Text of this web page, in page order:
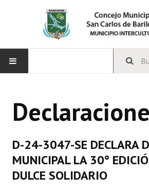
CONCEJO
Integrantes del Concejo
Comisiones Permanentes
D-24-3047-SE DECLARA
MUNICIPAL LA 30°
DULCE SOLIDARIO